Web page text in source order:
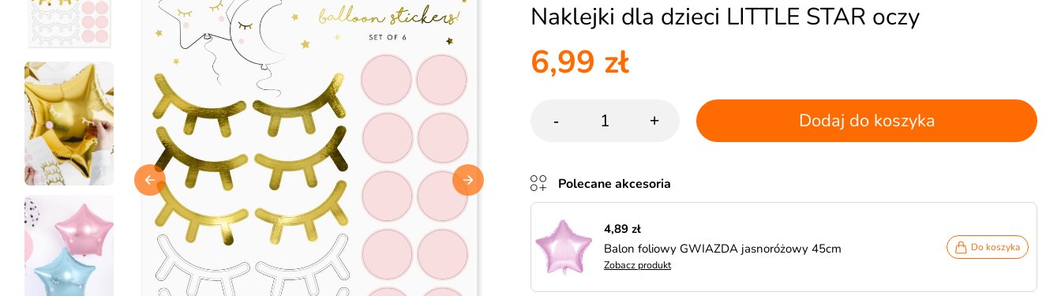
Naklejki dla dzieci LITTLE STAR oczy
6,99 zł
- + Dodaj do koszyka
Polecane akcesoria
4,89 zł
Balon foliowy GWIAZDA jasnoróżowy 45cm
Zobacz produkt
Do koszyka